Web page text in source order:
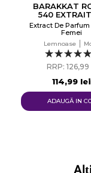
BARAKKAT
540
PARFUM
Extract De
Femei
Lemnoase
RRP: 126,99
114,99 lei
ADAUGĂ IN